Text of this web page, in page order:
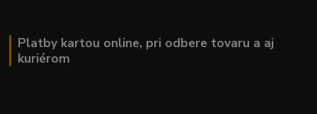
Platby kartou online, pri odbere tovaru a aj
kuriérom